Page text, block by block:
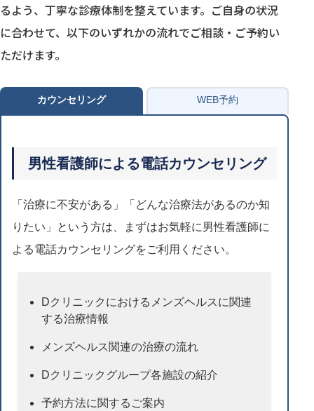
るよう、丁寧な診療体制を整えています。ご自身の状況
に合わせて、以下のいずれかの流れでご相談・ご予約い
ただけます。
カウンセリング WEB予約
男性看護師による電話カウンセリング
「治療に不安がある」「どんな治療法があるのか知
りたい」という方は、まずはお気軽に男性看護師に
よる電話カウンセリングをご利用ください。
Dクリニックにおけるメンズヘルスに関連
する治療情報
メンズヘルス関連の治療の流れ
Dクリニックグループ各施設の紹介
予約方法に関するご案内